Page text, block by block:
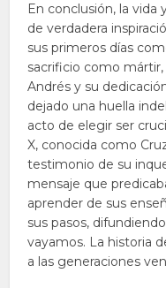
En conclusión, la vida
de verdadera
sus primeros días
sacrificio como
Andrés y su
dejado una huella
acto de elegir ser
X, conocida como
testimonio de su
mensaje que
aprender de sus
sus pasos,
vayamos. La historia
a las generaciones